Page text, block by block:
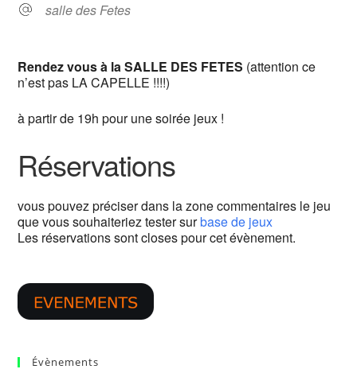
salle des Fetes
Rendez vous à la SALLE DES FETES (attention ce
n’est pas LA CAPELLE !!!!)
à partir de 19h pour une soirée jeux !
Réservations
vous pouvez préciser dans la zone commentaires le jeu
que vous souhaiteriez tester surbase de jeux
Les réservations sont closes pour cet évènement.
Évènements